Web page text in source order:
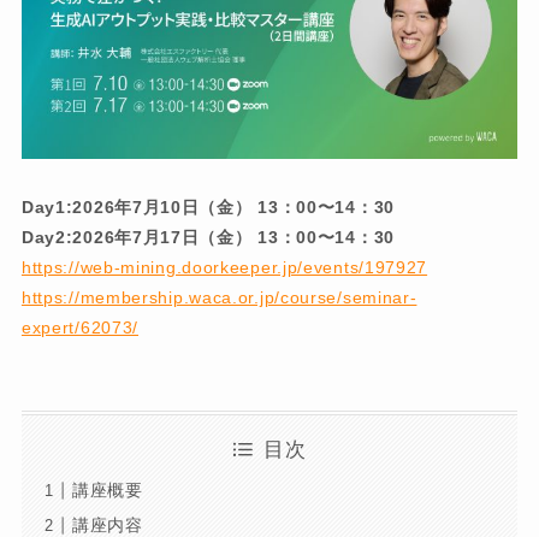
Day1:2026年7月10日（金） 13：00〜14：30
Day2:2026年7月17日（金） 13：00〜14：30
https://web-mining.doorkeeper.jp/events/197927
https://membership.waca.or.jp/course/seminar-
expert/62073/
目次
講座概要
講座内容